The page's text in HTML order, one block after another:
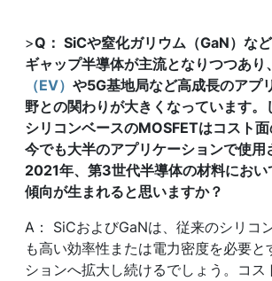
>Q ： SiCや窒化ガリウム（GaN）な
ギャップ半導体が主流となりつつあり、
（EV） や5G基地局など高成長のアプ
野との関わりが大きくなっています。
シリコンベースのMOSFETはコスト面
今でも大半のアプリケーションで使用
2021年、第3世代半導体の材料にお
傾向が生まれると思いますか？
A： SiCおよびGaNは、従来のシリコ
も高い効率性または電力密度を必要と
ションへ拡大し続けるでしょう。コス